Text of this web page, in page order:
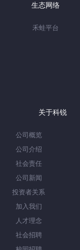
生态网络
禾蛙平台
关于科锐
公司概览
公司介绍
社会责任
公司新闻
投资者关系
加入我们
人才理念
社会招聘